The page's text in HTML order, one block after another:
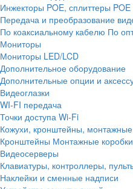
Инжекторы POE, сплиттеры POE
Передача и преобразование
По коаксиальному кабелю По
Мониторы
Мониторы LED/LCD
Дополнительное оборудование
Дополнительные опции и
Видеоглазки
WI-FI передача
Точки доступа Wi-Fi
Кожухи, кронштейны, монтажные
Кронштейны Монтажные коробки
Видеосерверы
Клавиатуры, контроллеры,
Наклейки и сменные надписи